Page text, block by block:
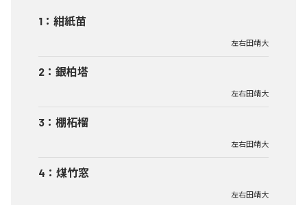
1 ： 紺紙苗
左右田靖大
2 ： 銀柏塔
左右田靖大
3 ： 棚柘榴
左右田靖大
4 ： 煤竹窓
左右田靖大